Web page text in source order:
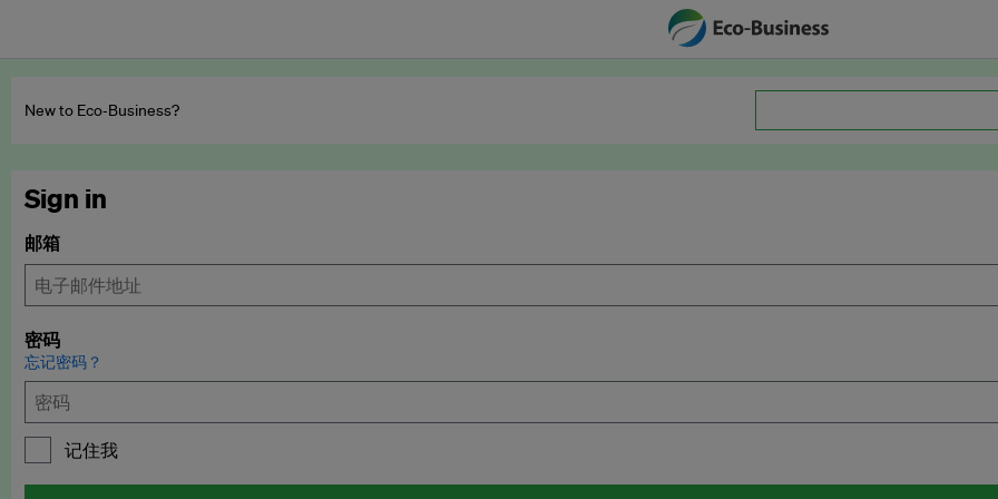
New to Eco‑Business?
Sign in
邮箱
密码
忘记密码？
记住我